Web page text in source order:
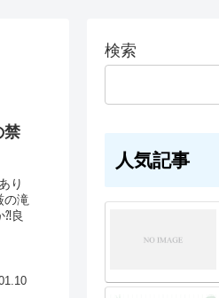
禁
り
の滝
⁈良
検索
人気記事